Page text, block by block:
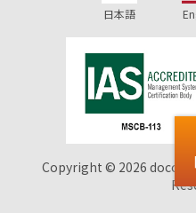
日本語
Copyright © 2026